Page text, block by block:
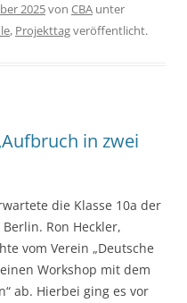
2025von CBA unter
, Projekttagveröffentlicht.
in zwei
die Klasse 10a der
Ron Heckler,
vom Verein „Deutsche
Workshop mit dem
ab. Hierbei ging es vor